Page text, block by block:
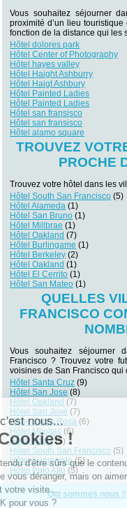
Vous souhaitez séjourner
proximité d’un lieu
fonction de la distance qui
Hôtel dolores park
Hôtel Center of Photography
Hôtel hayes valley
Hôtel Haight Ashburry
Hôtel Haigt Ashbury
Hôtel Painted Ladies
Hôtel Painted Ladies
Hôtel san fransisco
Hôtel san fransisco
Hôtel alamo square
TROUVEZ
PROCHE
Trouvez votre hôtel dans les
Hôtel South San Francisco (5)
Hôtel Alameda (1)
Hôtel San Bruno (1)
Hôtel Millbrae (1)
Hôtel Oakland (7)
Hôtel Burlingame (1)
Hôtel Berkeley (2)
Hôtel Oakland (1)
Hôtel El Cerrito (1)
Hôtel San Mateo (1)
QUELLES
FRANCISCO
Vous souhaitez séjourner
Francisco ? Trouvez votre
voisines de San Francisco qui
Hôtel Santa Cruz (9)
Hôtel San Jose (8)
Hôtel Oakland (7)
Hôtel San José (7)
Hôtel Santa Rosa (6)
Hôtel Milpitas (6)
Hôtel Napa(5)
Hôtel South San Francisco (5)
Hôtel Sunnyvale(5)
Hôtel Palo Alto (5)
Qui sommes nous ?|
Salut c'est nous...
les Cookies !
On a attendu d'être sûrs
ce site vous intéresse
vous accompagner
C'est OK pour vous ?